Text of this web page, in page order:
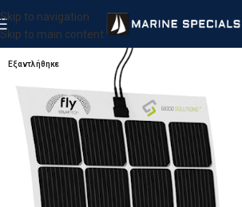
Skip to navigation
Skip to main content
Εξαντλήθηκε